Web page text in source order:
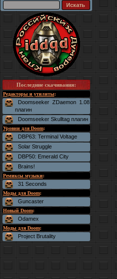
Последние скачивания:
Редакторы и утилиты:
Doomseeker ZDaemon 1.08
плагин
Doomseeker Skulltag плагин
Уровни для Doom:
DBP63: Terminal Voltage
Solar Struggle
DBP50: Emerald City
Brains!
Ремиксы музыки:
31 Seconds
Моды для Doom:
Guncaster
Новый Doom:
Odamex
Моды для Doom:
Project Brutality